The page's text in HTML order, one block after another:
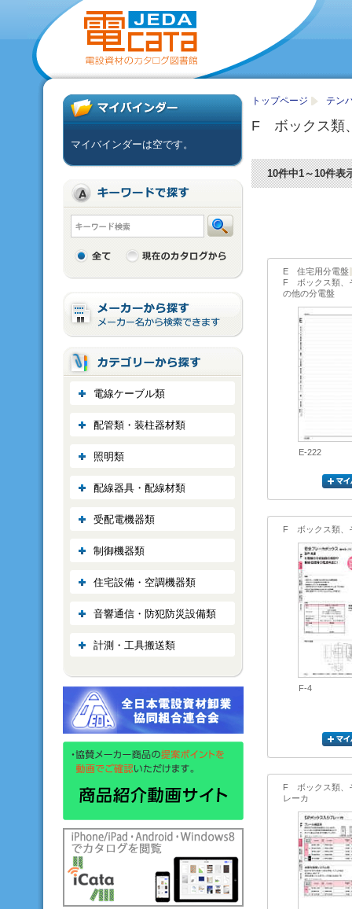
トップページ テン
F ボックス類
10件中1～10件表
E 住宅用分電盤
F ボックス類、
の他の分電盤
E-222
F ボックス類、
F-4
F ボックス類、
レーカ
マイバインダーは空です。
電線ケーブル類
配管類・装柱器材類
照明類
配線器具・配線材類
受配電機器類
制御機器類
住宅設備・空調機器類
音響通信・防犯防災設備類
計測・工具搬送類